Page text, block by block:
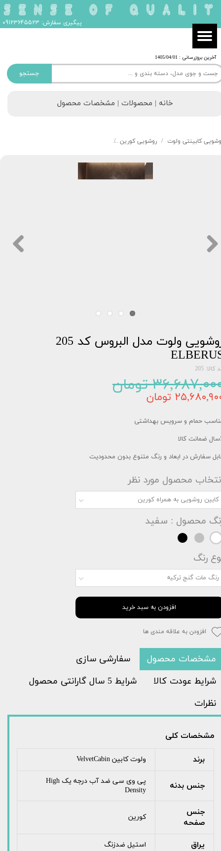
جستجو
پیگیری سفارش: 09123645523
​آخرین بروزرسانی : 1405/04/01
خانه | محصولات | مشخصات محصول
کابینتی ولوت روشویی کورین
روشویی ولوت مدل البروس کد 205
کالا: 205
تومان
تومان
حمام و سرویس بهداشتی
سفارش در ابعاد و رنگ متنوع بدون محدودیت
محصول مورد نظر
کابین روشویی به همراه کورین
محصول : سفید
رنگ
رنگ مات گنج ترکیه
افزودن به سبد خرید
افزودن به علاقه مندی ها
مشخصات محصول
سفارشی سازی
شرایط عودت کالا
شرایط 5 سال گارانتی محصول
نظرات
مشخصات کلی
برند ولوت کابین VelvetCabin
جنس بدنه
پی وی سی ضد آب درجه یک High
Density
جنس
صفحه
کورین
یراق استیل ضدزنگ